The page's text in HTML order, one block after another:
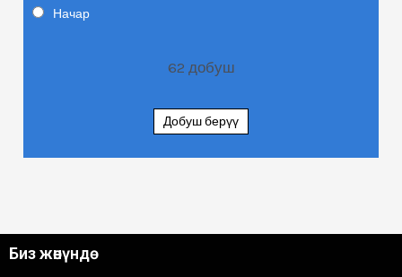
Начар
62 добуш
Добуш берүү
Биз жөнүндө